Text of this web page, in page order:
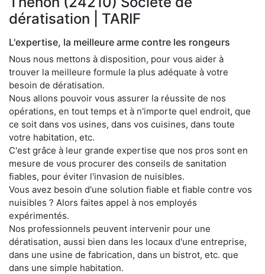
dératisation | TARIF
L'expertise, la meilleure arme contre les rongeurs
Nous nous mettons à disposition, pour vous aider à
trouver la meilleure formule la plus adéquate à votre
besoin de dératisation.
Nous allons pouvoir vous assurer la réussite de nos
opérations, en tout temps et à n'importe quel endroit, que
ce soit dans vos usines, dans vos cuisines, dans toute
votre habitation, etc.
C'est grâce à leur grande expertise que nos pros sont en
mesure de vous procurer des conseils de sanitation
fiables, pour éviter l'invasion de nuisibles.
Vous avez besoin d'une solution fiable et fiable contre vos
nuisibles ? Alors faites appel à nos employés
expérimentés.
Nos professionnels peuvent intervenir pour une
dératisation, aussi bien dans les locaux d'une entreprise,
dans une usine de fabrication, dans un bistrot, etc. que
dans une simple habitation.